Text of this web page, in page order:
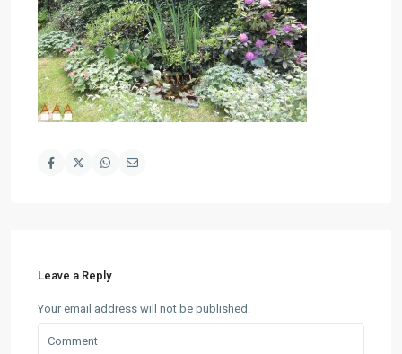
Leave a Reply
Your email address will not be published.